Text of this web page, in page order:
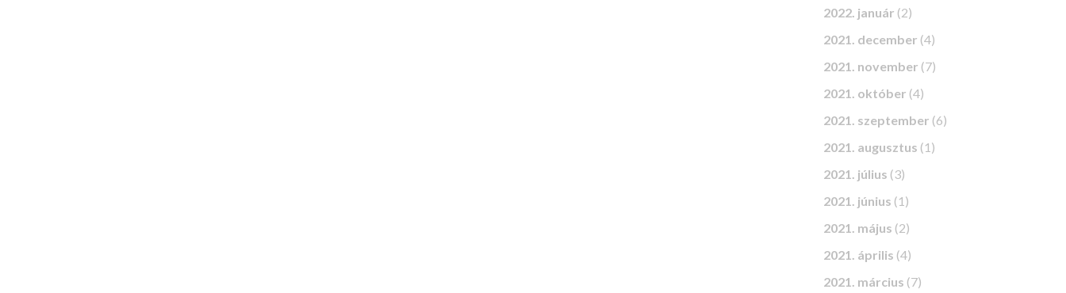
2022. január (2)
2021. december (4)
2021. november (7)
2021. október (4)
2021. szeptember (6)
2021. augusztus (1)
2021. július (3)
2021. június (1)
2021. május (2)
2021. április (4)
2021. március (7)